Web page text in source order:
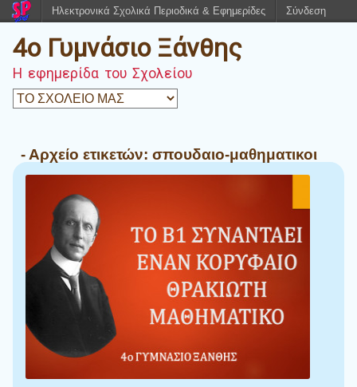
4o Γυμνάσιο Ξάνθης
Η εφημερίδα του Σχολείου
- Αρχείο ετικετών: σπουδαιο-μαθηματικοι
Ηλεκτρονικά Σχολικά Περιοδικά & Εφημερίδες Σύνδεση